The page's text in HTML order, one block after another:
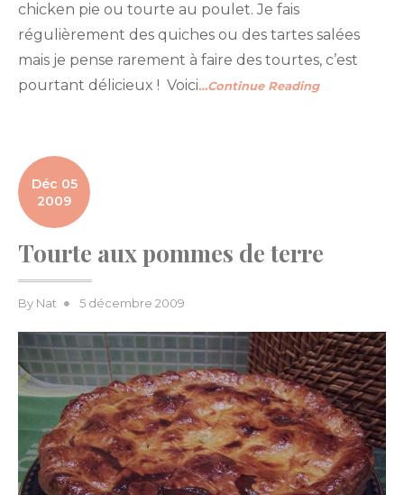
chicken pie ou tourte au poulet. Je fais
régulièrement des quiches ou des tartes salées
mais je pense rarement à faire des tourtes, c’est
pourtant délicieux ! Voici…Continue Reading
Déc 05
2009
Tourte aux pommes de terre
By Nat
Posted
5 décembre 2009